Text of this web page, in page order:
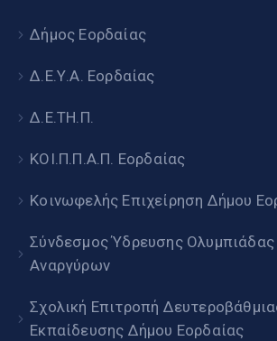
Δήμος Εορδαίας
Δ.Ε.Υ.Α. Εορδαίας
Δ.Ε.ΤΗ.Π.
ΚΟΙ.Π.Π.Α.Π. Εορδαίας
Κοινωφελής Επιχείρηση Δήμου
Σύνδεσμος Ύδρευσης Ολυμπιάδας
Αναργύρων
Σχολική Επιτροπή
Εκπαίδευσης Δήμου Εορδαίας